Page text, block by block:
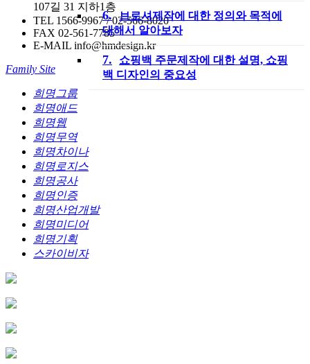
6. 브로셔제작에 대한 정의와 목적에
대해서 알아보자
7.
쇼핑백 주문제작에 대한 설명, 쇼핑
백 디자인의 중요성
107길 31 지하1층
TEL 1566-9967 / 02-566-8020
FAX 02-561-7785
E-MAIL info@hmdesign.kr
Family Site
희명그룹
희명애드
희명웹
희명무역
희명차이나
희명로지스
희명공사
희명인증
희명산업개발
희명미디어
희명기획
스카이비자